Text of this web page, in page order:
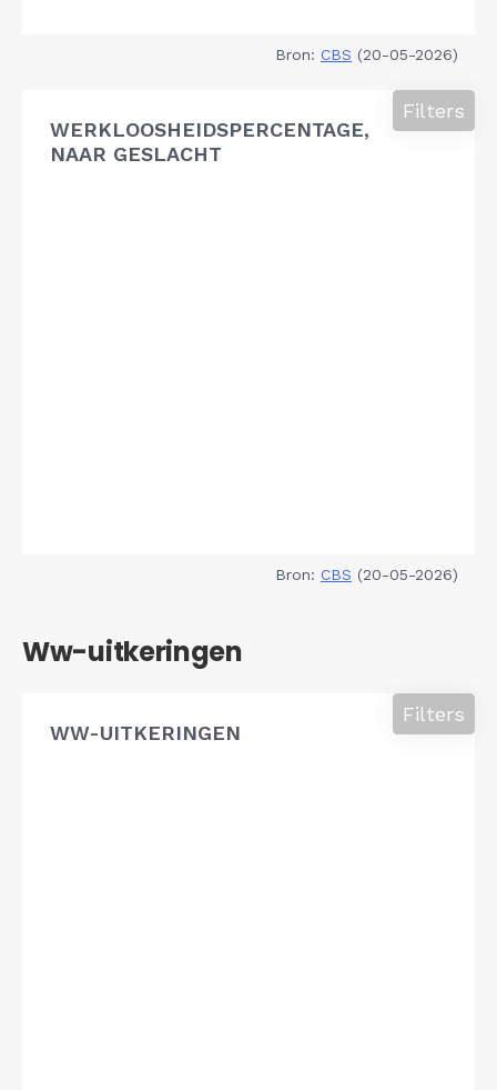
Bron: CBS (20-05-2026)
WERKLOOSHEIDSPERCENTAGE,
NAAR GESLACHT
Filters
Bron: CBS (20-05-2026)
Ww-uitkeringen
WW-UITKERINGEN
Filters